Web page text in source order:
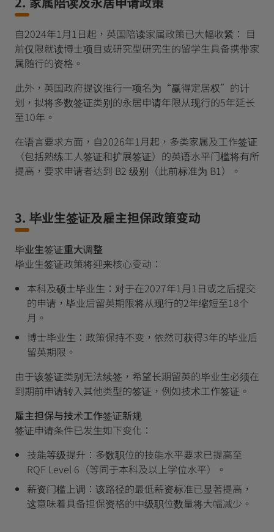
自2024年1月1日起，英国陪读家属政策已大幅收紧： 目
前仅限就读博士项目或研究型研究生的留学生具备携带家
属随行的资格。
此外，英国政府提议推行一项名为“赢得定居权”的计
划，拟将多数签证类别的永居申请年限从现行的5年延长
至10年。
在语言要求方面，自2026年1月起，多类家属及工作签证
（包括熟练工人签证和扩展签证）的英语水平门槛将有所
提高，要求申请者达到 B2 级别（此前标准为 B1）。
3. 毕业生签证及雇主担保政策变动
毕业生签证重大调整
毕业生签证政策将迎来核心变动：
本科及硕士毕业生：对于在2027年1月1日或之后提交
的申请，毕业后留英期限将从现行的2年缩短至18个
月。
博士毕业生：政策保持不变，依然可获得3年的毕业后
留英期限。
由于该签证类别无法续签，希望长期留英的毕业生必须在
到期前申请转入其他类型的签证，例如技术工作签证。
雇主担保与技术工作签证新规
签证申请条件已发生如下变化：
技能等级提升：多数职位的技能水平要求已提高至
RQF Level 6（等同于本科及以上学位水平）。
薪资门槛上调：该路径的最低薪资标准已显著提高，
这意味着具备担保资格的中级职位数量将大幅减少。